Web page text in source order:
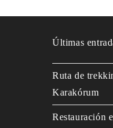
Últimas
Ruta de
Karakórum
Restauración